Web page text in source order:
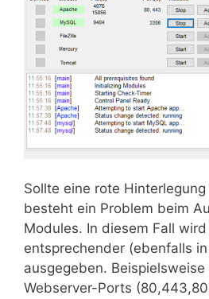
Sollte eine rote
besteht ein Problem beim
Modules. In diesem Fall
entsprechender (ebenfalls
ausgegeben.
Webserver-Ports